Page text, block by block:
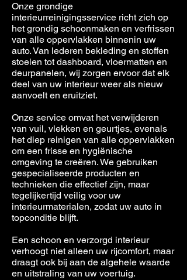
Onze grondige
interieurreinigingsservice richt zich op
het grondig schoonmaken en verfrissen
van alle oppervlakken binnenin uw
auto. Van lederen bekleding en stoffen
stoelen tot dashboard, vloermatten en
deurpanelen, wij zorgen ervoor dat elk
deel van uw interieur weer als nieuw
aanvoelt en eruitziet.
Onze service omvat het verwijderen
van vuil, vlekken en geurtjes, evenals
het diep reinigen van alle oppervlakken
om een frisse en hygiënische
omgeving te creëren. We gebruiken
gespecialiseerde producten en
technieken die effectief zijn, maar
tegelijkertijd veilig voor uw
interieurmaterialen, zodat uw auto in
topconditie blijft.
Een schoon en verzorgd interieur
verhoogt niet alleen uw rijcomfort, maar
draagt ook bij aan de algehele waarde
en uitstraling van uw voertuig.